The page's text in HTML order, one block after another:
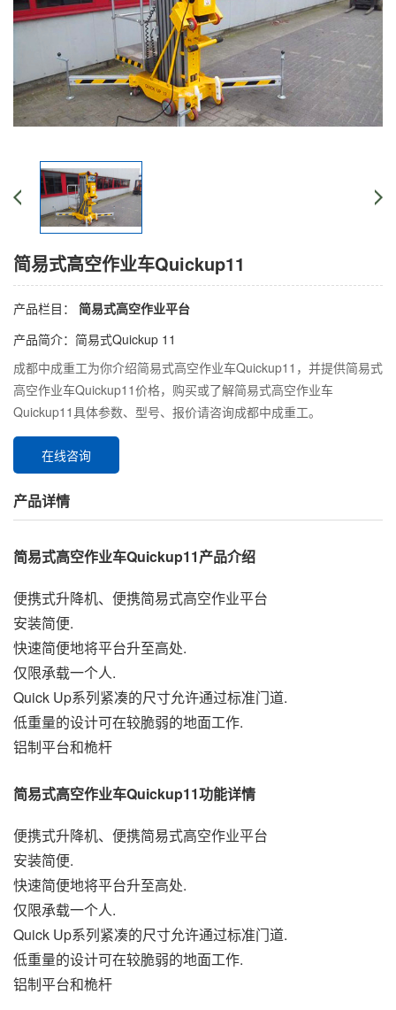
简易式高空作业车Quickup11
产品栏目： 简易式高空作业平台
产品简介：简易式Quickup 11
成都中成重工为你介绍简易式高空作业车Quickup11，并提供简易式
高空作业车Quickup11价格，购买或了解简易式高空作业车
Quickup11具体参数、型号、报价请咨询成都中成重工。
在线咨询
产品详情
简易式高空作业车Quickup11产品介绍
便携式升降机、便携简易式高空作业平台
安装简便.
快速简便地将平台升至高处.
仅限承载一个人.
Quick Up系列紧凑的尺寸允许通过标准门道.
低重量的设计可在较脆弱的地面工作.
铝制平台和桅杆
简易式高空作业车Quickup11功能详情
便携式升降机、便携简易式高空作业平台
安装简便.
快速简便地将平台升至高处.
仅限承载一个人.
Quick Up系列紧凑的尺寸允许通过标准门道.
低重量的设计可在较脆弱的地面工作.
铝制平台和桅杆